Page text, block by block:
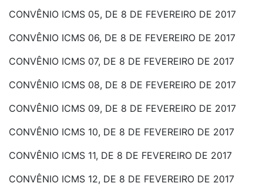
CONVÊNIO ICMS 05, DE 8 DE FEVEREIRO DE 2017
CONVÊNIO ICMS 06, DE 8 DE FEVEREIRO DE 2017
CONVÊNIO ICMS 07, DE 8 DE FEVEREIRO DE 2017
CONVÊNIO ICMS 08, DE 8 DE FEVEREIRO DE 2017
CONVÊNIO ICMS 09, DE 8 DE FEVEREIRO DE 2017
CONVÊNIO ICMS 10, DE 8 DE FEVEREIRO DE 2017
CONVÊNIO ICMS 11, DE 8 DE FEVEREIRO DE 2017
CONVÊNIO ICMS 12, DE 8 DE FEVEREIRO DE 2017